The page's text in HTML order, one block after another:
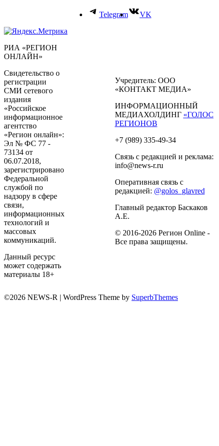
Telegram VK
РИА «РЕГИОН
ОНЛАЙН»
Свидетельство о
регистрации
СМИ сетевого
издания
«Российское
информационное
агентство
«Регион онлайн»:
Эл № ФС 77 -
73134 от
06.07.2018,
зарегистрировано
Федеральной
службой по
надзору в сфере
связи,
информационных
технологий и
массовых
коммуникаций.
Данный ресурс
может содержать
материалы 18+
Учредитель: ООО
«КОНТАКТ МЕДИА»
ИНФОРМАЦИОННЫЙ
МЕДИАХОЛДИНГ «ГОЛОС
РЕГИОНОВ
+7 (989) 335-49-34
Связь с редакцией и реклама:
info@news-r.ru
Оперативная связь с
редакцией: @golos_glavred
Главный редактор Баскаков
А.Е.
© 2016-2026 Регион Online -
Все права защищены.
©2026 NEWS-R | WordPress Theme by SuperbThemes